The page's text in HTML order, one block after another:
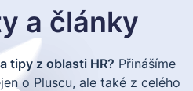
a články
tipy z oblasti HR? Přinášíme
o Pluscu, ale také z celého